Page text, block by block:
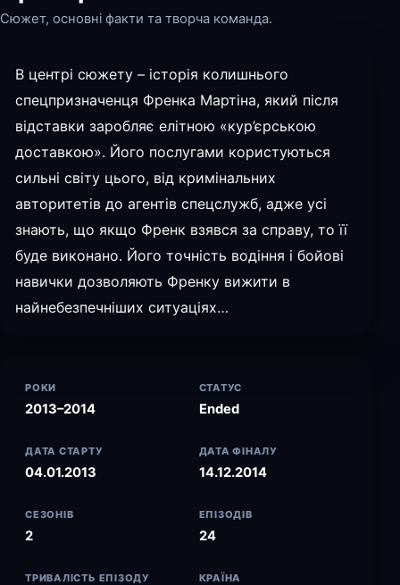
Сюжет, основні факти та творча команда.
В центрі сюжету – історія колишнього
спецпризначенця Френка Мартіна, який після
відставки заробляє елітною «кур’єрською
доставкою». Його послугами користуються
сильні світу цього, від кримінальних
авторитетів до агентів спецслужб, адже усі
знають, що якщо Френк взявся за справу, то її
буде виконано. Його точність водіння і бойові
навички дозволяють Френку вижити в
найнебезпечніших ситуаціях…
РОКИ
2013–2014
СТАТУС
Ended
ДАТА СТАРТУ
04.01.2013
ДАТА ФІНАЛУ
14.12.2014
СЕЗОНІВ
2
ЕПІЗОДІВ
24
ТРИВАЛІСТЬ ЕПІЗОДУ КРАЇНА